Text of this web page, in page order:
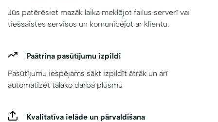
Jūs patērēsiet mazāk laika meklējot failus serverī vai
tiešsaistes servisos un komunicējot ar klientu.
Paātrina pasūtījumu izpildi
Pasūtījumu iespējams sākt izpildīt ātrāk un arī
automatizēt tālāko darba plūsmu
Kvalitatīva ielāde un pārvaldīšana